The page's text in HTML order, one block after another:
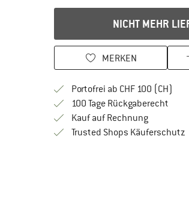
NICHT MEHR
MERKEN
Portofrei ab CHF 100 (CH)
100 Tage Rückgaberecht
Kauf auf RechnungFinde die
Trusted Shops Käuferschutz